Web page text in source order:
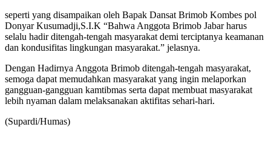
seperti yang disampaikan oleh Bapak Dansat Brimob Kombes pol
Donyar Kusumadji,S.I.K “Bahwa Anggota Brimob Jabar harus
selalu hadir ditengah-tengah masyarakat demi terciptanya keamanan
dan kondusifitas lingkungan masyarakat.” jelasnya.
Dengan Hadirnya Anggota Brimob ditengah-tengah masyarakat,
semoga dapat memudahkan masyarakat yang ingin melaporkan
gangguan-gangguan kamtibmas serta dapat membuat masyarakat
lebih nyaman dalam melaksanakan aktifitas sehari-hari.
(Supardi/Humas)